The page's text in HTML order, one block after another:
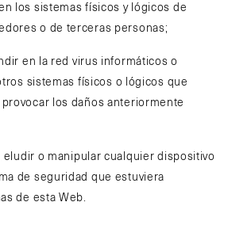
los sistemas físicos y lógicos de
o de terceras personas;
en la red virus informáticos o
sistemas físicos o lógicos que
los daños anteriormente
eludir o manipular cualquier dispositivo
de seguridad que estuviera
de esta Web.